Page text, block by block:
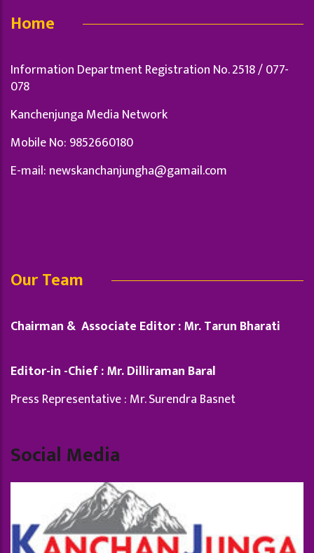
Home
Information Department Registration No. 2518 / 077-
078
Kanchenjunga Media Network
Mobile No: 9852660180
E-mail: newskanchanjungha@gamail.com
Our Team
Chairman & Associate Editor : Mr. Tarun Bharati
Editor-in -Chief : Mr. Dilliraman Baral
Press Representative : Mr. Surendra Basnet
Social Media